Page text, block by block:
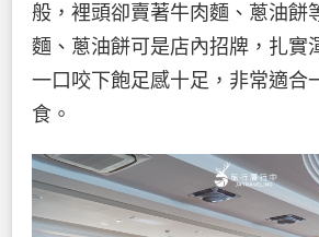
般，裡頭卻賣著牛肉麵、蔥油餅
麵、蔥油餅可是店內招牌，扎實
一口咬下飽足感十足，非常適合
食。